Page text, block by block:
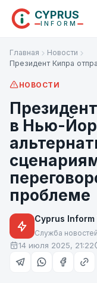
CYPRUS
INFORM
Главная
Новости
Президент Кипра
НОВОСТИ
в Нью-
проблеме
Cyprus Inform
Служба новостей
14 июля 2025, 21:22